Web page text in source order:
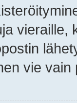
vieraille,
vie